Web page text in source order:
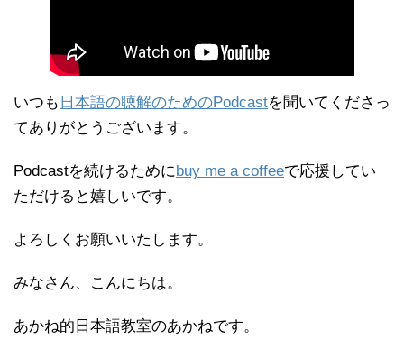
いつも 日本語の聴解のためのPodcastを聞いてくださっ
てありがとうございます。
Podcastを続けるためにbuy me a coffeeで応援してい
ただけると嬉しいです。
よろしくお願いいたします。
みなさん、こんにちは。
あかね的日本語教室のあかねです。